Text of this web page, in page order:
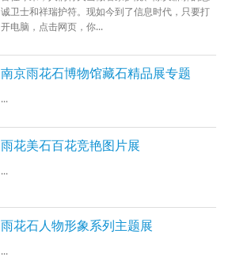
诚卫士和祥瑞护符。现如今到了信息时代，只要打
开电脑，点击网页，你...
南京雨花石博物馆藏石精品展专题
...
雨花美石百花竞艳图片展
...
雨花石人物形象系列主题展
...